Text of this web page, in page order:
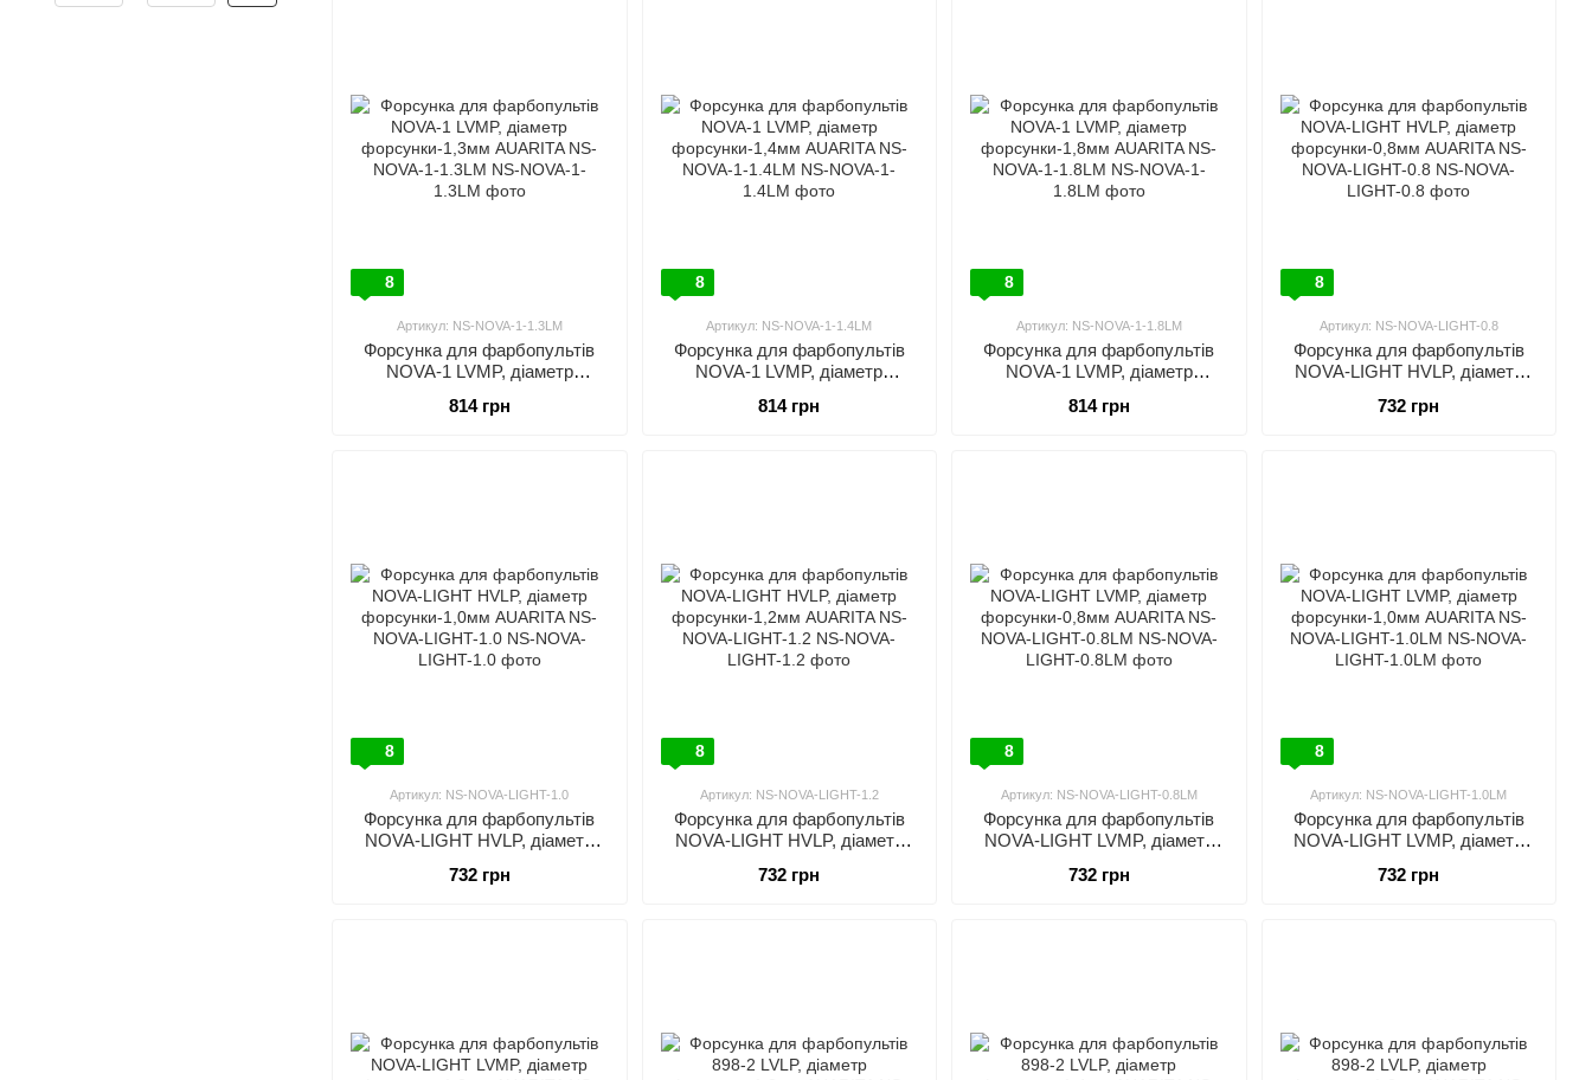
8
Артикул: NS-NOVA-1-1.3LM
Форсунка для фарбопультів
NOVA-1 LVMP, діаметр
NOVA-1-1.3LM
814 грн
8
Артикул: NS-NOVA-1-1.4LM
Форсунка для фарбопультів
NOVA-1 LVMP, діаметр
NOVA-1-1.4LM
814 грн
8
Артикул: NS-NOVA-1-1.8LM
Форсунка для фарбопультів
NOVA-1 LVMP, діаметр
NOVA-1-1.8LM
814 грн
8
Артикул: NS-NOVA-LIGHT-0.8
Форсунка для фарбопультів
NOVA-LIGHT HVLP, діаметр
NOVA-LIGHT-0.8
732 грн
8
Артикул: NS-NOVA-LIGHT-1.0
Форсунка для фарбопультів
NOVA-LIGHT HVLP, діаметр
NOVA-LIGHT-1.0
732 грн
8
Артикул: NS-NOVA-LIGHT-1.2
Форсунка для фарбопультів
NOVA-LIGHT HVLP, діаметр
NOVA-LIGHT-1.2
732 грн
8
Артикул: NS-NOVA-LIGHT-0.8LM
Форсунка для фарбопультів
NOVA-LIGHT LVMP, діаметр
NOVA-LIGHT-0.8LM
732 грн
8
Артикул: NS-NOVA-LIGHT-1.0LM
Форсунка для фарбопультів
NOVA-LIGHT LVMP, діаметр
NOVA-LIGHT-1.0LM
732 грн